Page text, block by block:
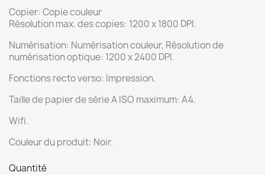
Copier: Copie couleur
Résolution max. des copies: 1200 x 1800 DPI.
Numérisation: Numérisation couleur, Résolution de
numérisation optique: 1200 x 2400 DPI.
Fonctions recto verso: Impression.
Taille de papier de série A ISO maximum: A4.
Wifi.
Couleur du produit: Noir.
Quantité